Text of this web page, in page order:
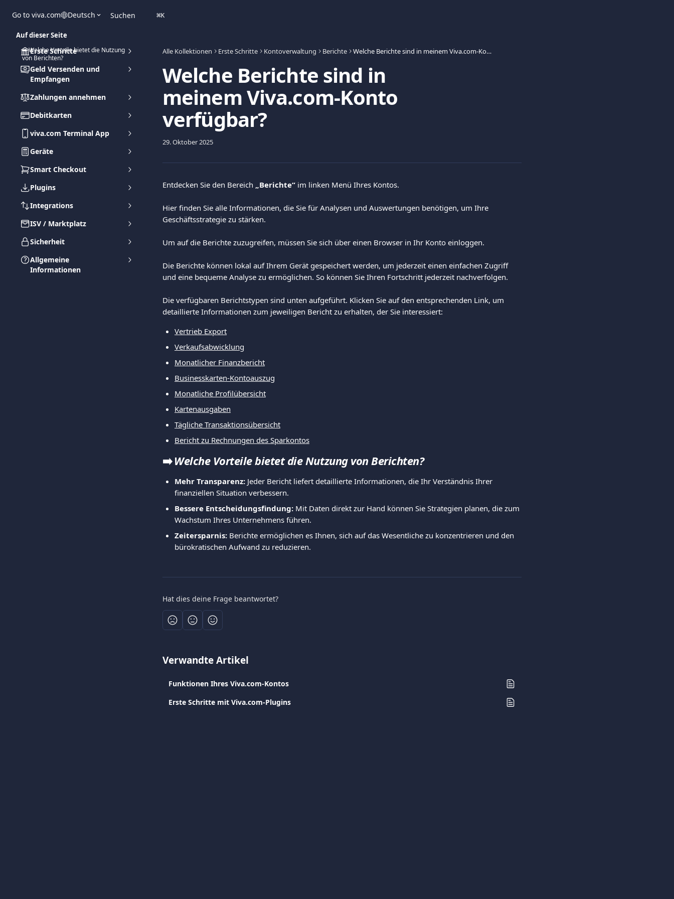
Go to viva.com Deutsch Suchen ⌘K
Erste Schritte
Geld Versenden und
Empfangen
Zahlungen annehmen
Debitkarten
viva.com Terminal App
Geräte
Smart Checkout
Plugins
Integrations
ISV / Marktplatz
Sicherheit
Allgemeine
Informationen
Alle Kollektionen Erste Schritte Kontoverwaltung Berichte Welche Berichte sind in meinem Viva.com-Konto verfügbar?
Welche Berichte sind in
meinem Viva.com-Konto
verfügbar?
29. Oktober 2025
Entdecken Sie den Bereich „Berichte“ im linken Menü Ihres Kontos.
Hier finden Sie alle Informationen, die Sie für Analysen und Auswertungen benötigen, um Ihre
Geschäftsstrategie zu stärken.
Um auf die Berichte zuzugreifen, müssen Sie sich über einen Browser in Ihr Konto einloggen.
Die Berichte können lokal auf Ihrem Gerät gespeichert werden, um jederzeit einen einfachen Zugriff
und eine bequeme Analyse zu ermöglichen. So können Sie Ihren Fortschritt jederzeit nachverfolgen.
Die verfügbaren Berichtstypen sind unten aufgeführt. Klicken Sie auf den entsprechenden Link, um
detaillierte Informationen zum jeweiligen Bericht zu erhalten, der Sie interessiert:
Vertrieb Export
Verkaufsabwicklung
Monatlicher Finanzbericht
Businesskarten-Kontoauszug
Monatliche Profilübersicht
Kartenausgaben
Tägliche Transaktionsübersicht
Bericht zu Rechnungen des Sparkontos
➡️ Welche Vorteile bietet die Nutzung von Berichten?
Mehr Transparenz: Jeder Bericht liefert detaillierte Informationen, die Ihr Verständnis Ihrer
finanziellen Situation verbessern.
Bessere Entscheidungsfindung: Mit Daten direkt zur Hand können Sie Strategien planen, die zum
Wachstum Ihres Unternehmens führen.
Zeitersparnis: Berichte ermöglichen es Ihnen, sich auf das Wesentliche zu konzentrieren und den
bürokratischen Aufwand zu reduzieren.
Hat dies deine Frage beantwortet?
Verwandte Artikel
Funktionen Ihres Viva.com-Kontos
Erste Schritte mit Viva.com-Plugins
Auf dieser Seite
➡️ Welche Vorteile bietet die Nutzung
von Berichten?